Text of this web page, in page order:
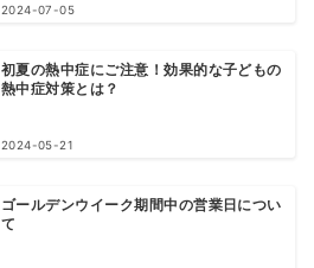
2024-07-05
初夏の熱中症にご注意！効果的な子どもの
熱中症対策とは？
2024-05-21
ゴールデンウイーク期間中の営業日につい
て